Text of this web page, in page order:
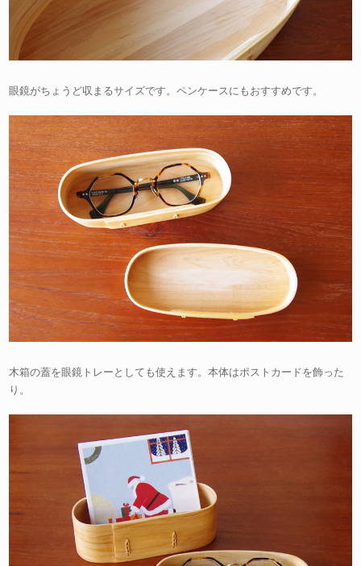
眼鏡がちょうど収まるサイズです。ペンケースにもおすすめです。
木箱の蓋を眼鏡トレーとしても使えます。本体はポストカードを飾った
り。